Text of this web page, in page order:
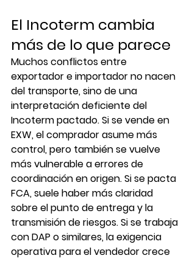
El Incoterm cambia
más de lo que parece
Muchos conflictos entre
exportador e importador no nacen
del transporte, sino de una
interpretación deficiente del
Incoterm pactado. Si se vende en
EXW, el comprador asume más
control, pero también se vuelve
más vulnerable a errores de
coordinación en origen. Si se pacta
FCA, suele haber más claridad
sobre el punto de entrega y la
transmisión de riesgos. Si se trabaja
con DAP o similares, la exigencia
operativa para el vendedor crece